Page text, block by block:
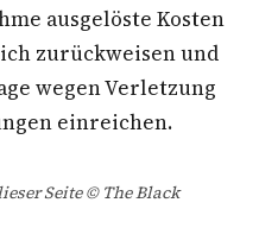
ausgelöste Kosten
zurückweisen und
wegen Verletzung
einreichen.
Seite © The Black